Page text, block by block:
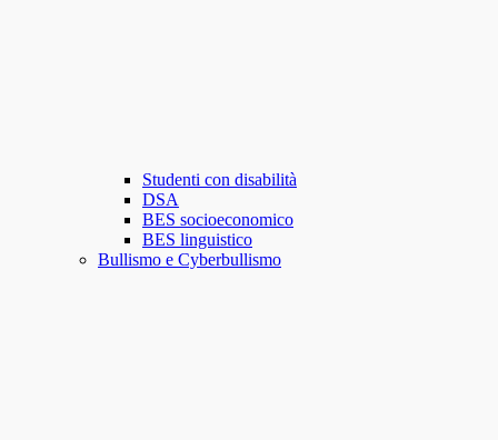
Studenti con disabilità
DSA
BES socioeconomico
BES linguistico
Bullismo e Cyberbullismo